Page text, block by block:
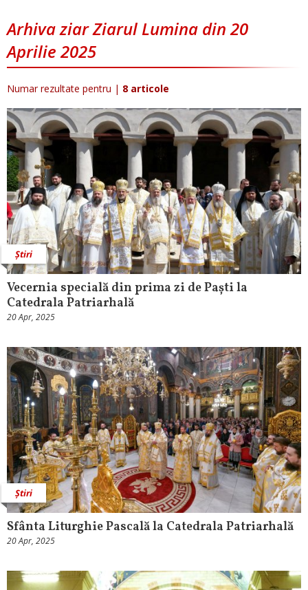
Arhiva ziar Ziarul Lumina din 20
Aprilie 2025
Numar rezultate pentru | 8 articole
Știri
Vecernia specială din prima zi de Paști la
Catedrala Patriarhală
20 Apr, 2025
Știri
Sfânta Liturghie Pascală la Catedrala Patriarhală
20 Apr, 2025